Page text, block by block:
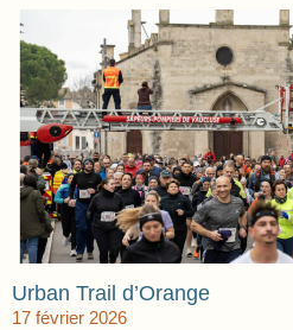
Urban Trail d’Orange
17 février 2026